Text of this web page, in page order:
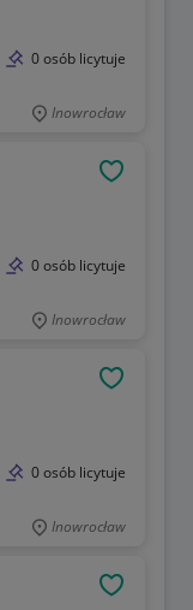
0 osób licytuje
Inowrocław
0 osób licytuje
Inowrocław
0 osób licytuje
Inowrocław